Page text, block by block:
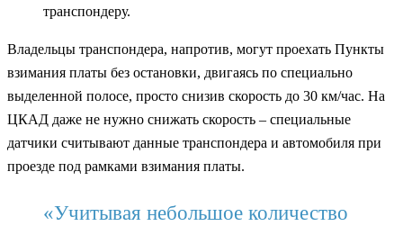
транспондеру.
Владельцы транспондера, напротив, могут проехать Пункты
взимания платы без остановки, двигаясь по специально
выделенной полосе, просто снизив скорость до 30 км/час. На
ЦКАД даже не нужно снижать скорость – специальные
датчики считывают данные транспондера и автомобиля при
проезде под рамками взимания платы.
«Учитывая небольшое количество